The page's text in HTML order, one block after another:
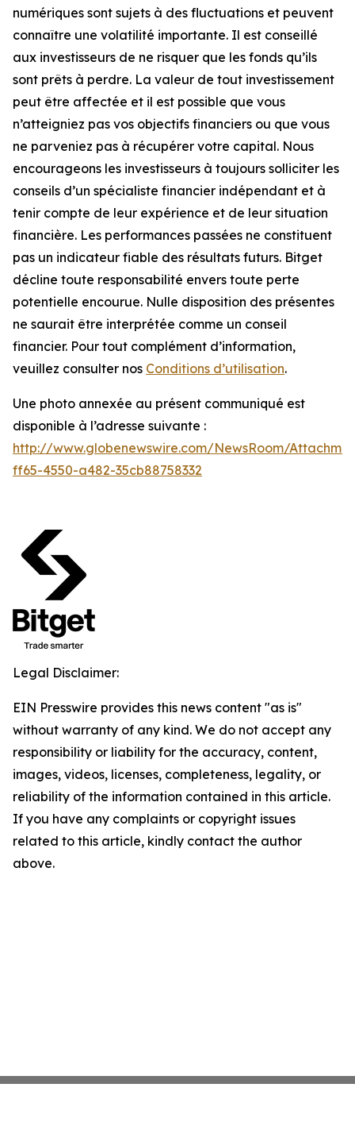
numériques sont sujets à des fluctuations et peuvent
connaître une volatilité importante. Il est conseillé
aux investisseurs de ne risquer que les fonds qu’ils
sont prêts à perdre. La valeur de tout investissement
peut être affectée et il est possible que vous
n’atteigniez pas vos objectifs financiers ou que vous
ne parveniez pas à récupérer votre capital. Nous
encourageons les investisseurs à toujours solliciter les
conseils d’un spécialiste financier indépendant et à
tenir compte de leur expérience et de leur situation
financière. Les performances passées ne constituent
pas un indicateur fiable des résultats futurs. Bitget
décline toute responsabilité envers toute perte
potentielle encourue. Nulle disposition des présentes
ne saurait être interprétée comme un conseil
financier. Pour tout complément d’information,
veuillez consulter nos Conditions d’utilisation.
Une photo annexée au présent communiqué est
disponible à l’adresse suivante :
http://www.globenewswire.com/NewsRoom/
ff65-4550-a482-35cb88758332
Legal Disclaimer:
EIN Presswire provides this news content "as is"
without warranty of any kind. We do not accept any
responsibility or liability for the accuracy, content,
images, videos, licenses, completeness, legality, or
reliability of the information contained in this article.
If you have any complaints or copyright issues
related to this article, kindly contact the author
above.